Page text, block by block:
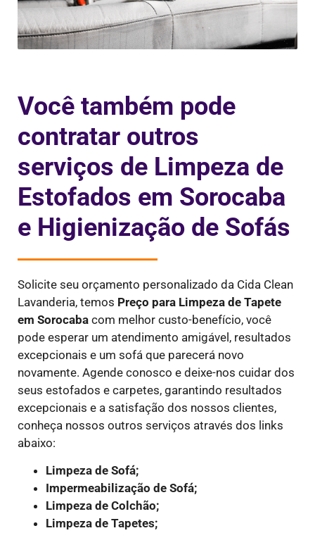
Você também pode
contratar outros
serviços de Limpeza de
Estofados em Sorocaba
e Higienização de Sofás
Solicite seu orçamento personalizado da Cida Clean
Lavanderia, temos Preço para Limpeza de Tapete
em Sorocaba com melhor custo-benefício, você
pode esperar um atendimento amigável, resultados
excepcionais e um sofá que parecerá novo
novamente. Agende conosco e deixe-nos cuidar dos
seus estofados e carpetes, garantindo resultados
excepcionais e a satisfação dos nossos clientes,
conheça nossos outros serviços através dos links
abaixo:
Limpeza de Sofá;
Impermeabilização de Sofá;
Limpeza de Colchão;
Limpeza de Tapetes;